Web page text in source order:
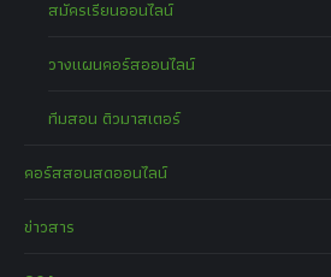
สมัครเรียนออนไลน์
วางแผนคอร์สออนไลน์
ทีมสอน ติวมาสเตอร์
คอร์สสอนสดออนไลน์
ข่าวสาร